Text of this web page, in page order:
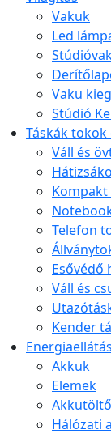
Vakuk
Led
Vaku
Stúdió
Táskák
Váll és
Telefon
Esővédő
Váll és
Kender
Energiaellátás
Akkuk
Elemek
Hálózati